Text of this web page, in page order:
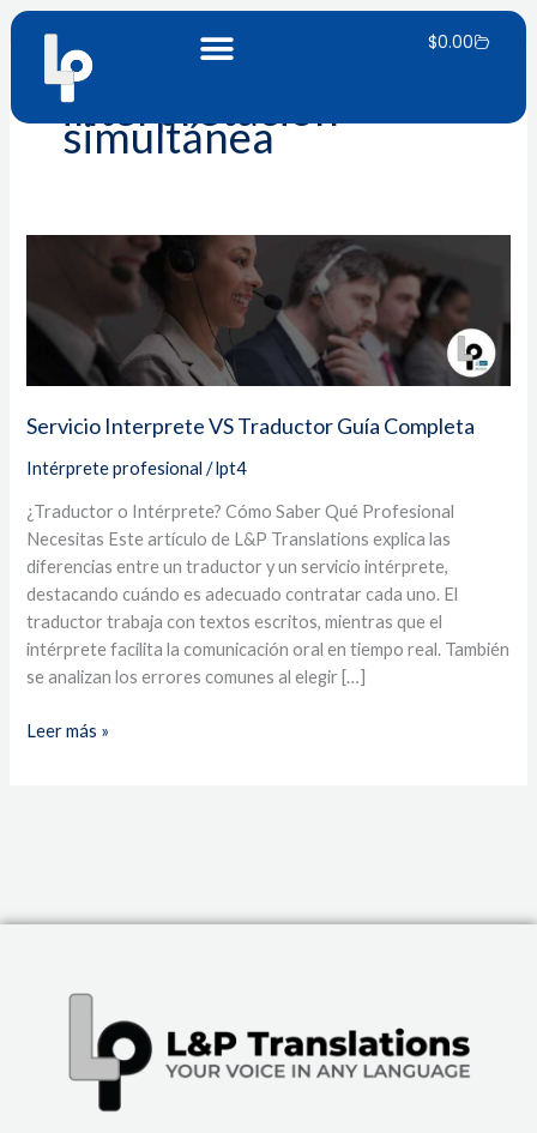
contenido
$0.00Carrito
interpretación
simultánea
Servicio Interprete VS Traductor Guía Completa
Intérprete profesional /lpt4
¿Traductor o Intérprete? Cómo Saber Qué Profesional
Necesitas Este artículo de L&P Translations explica las
diferencias entre un traductor y un servicio intérprete,
destacando cuándo es adecuado contratar cada uno. El
traductor trabaja con textos escritos, mientras que el
intérprete facilita la comunicación oral en tiempo real. También
se analizan los errores comunes al elegir […]
VS
Traductor
Guía
Completa
Leer más »